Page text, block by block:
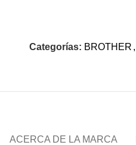
Categorías: BROTHER ,
ACERCA DE LA MARCA